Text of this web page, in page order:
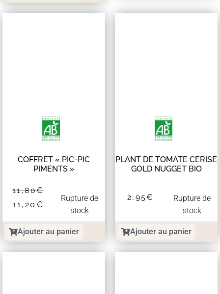
COFFRET « PIC-PIC
PIMENTS »
11,80€
11,20 €
Rupture de
stock
Ajouter au panier
PLANT DE TOMATE CERISE
GOLD NUGGET BIO
2,95€
Rupture de
stock
Ajouter au panier